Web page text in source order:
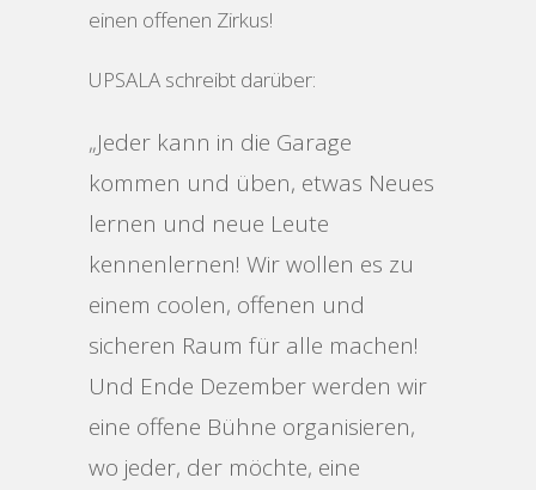
einen offenen Zirkus!
UPSALA schreibt darüber:
„Jeder kann in die Garage
kommen und üben, etwas Neues
lernen und neue Leute
kennenlernen! Wir wollen es zu
einem coolen, offenen und
sicheren Raum für alle machen!
Und Ende Dezember werden wir
eine offene Bühne organisieren,
wo jeder, der möchte, eine